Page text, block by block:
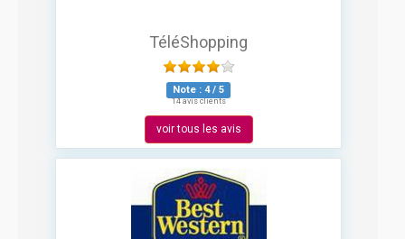
TéléShopping
Note : 4/ 5
14 avis clients
voir tous les avis